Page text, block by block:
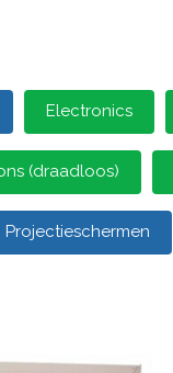
Electronics
(draadloos)
Projectieschermen